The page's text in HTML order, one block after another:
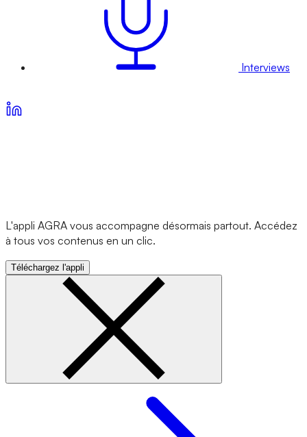
Interviews
L'appli AGRA vous accompagne désormais partout. Accédez
à tous vos contenus en un clic.
Téléchargez l'appli